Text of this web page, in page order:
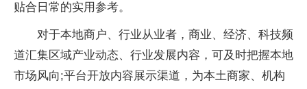
贴合日常的实用参考。
对于本地商户、行业从业者，商业、经济、科技频
道汇集区域产业动态、行业发展内容，可及时把握本地
市场风向;平台开放内容展示渠道，为本土商家、机构